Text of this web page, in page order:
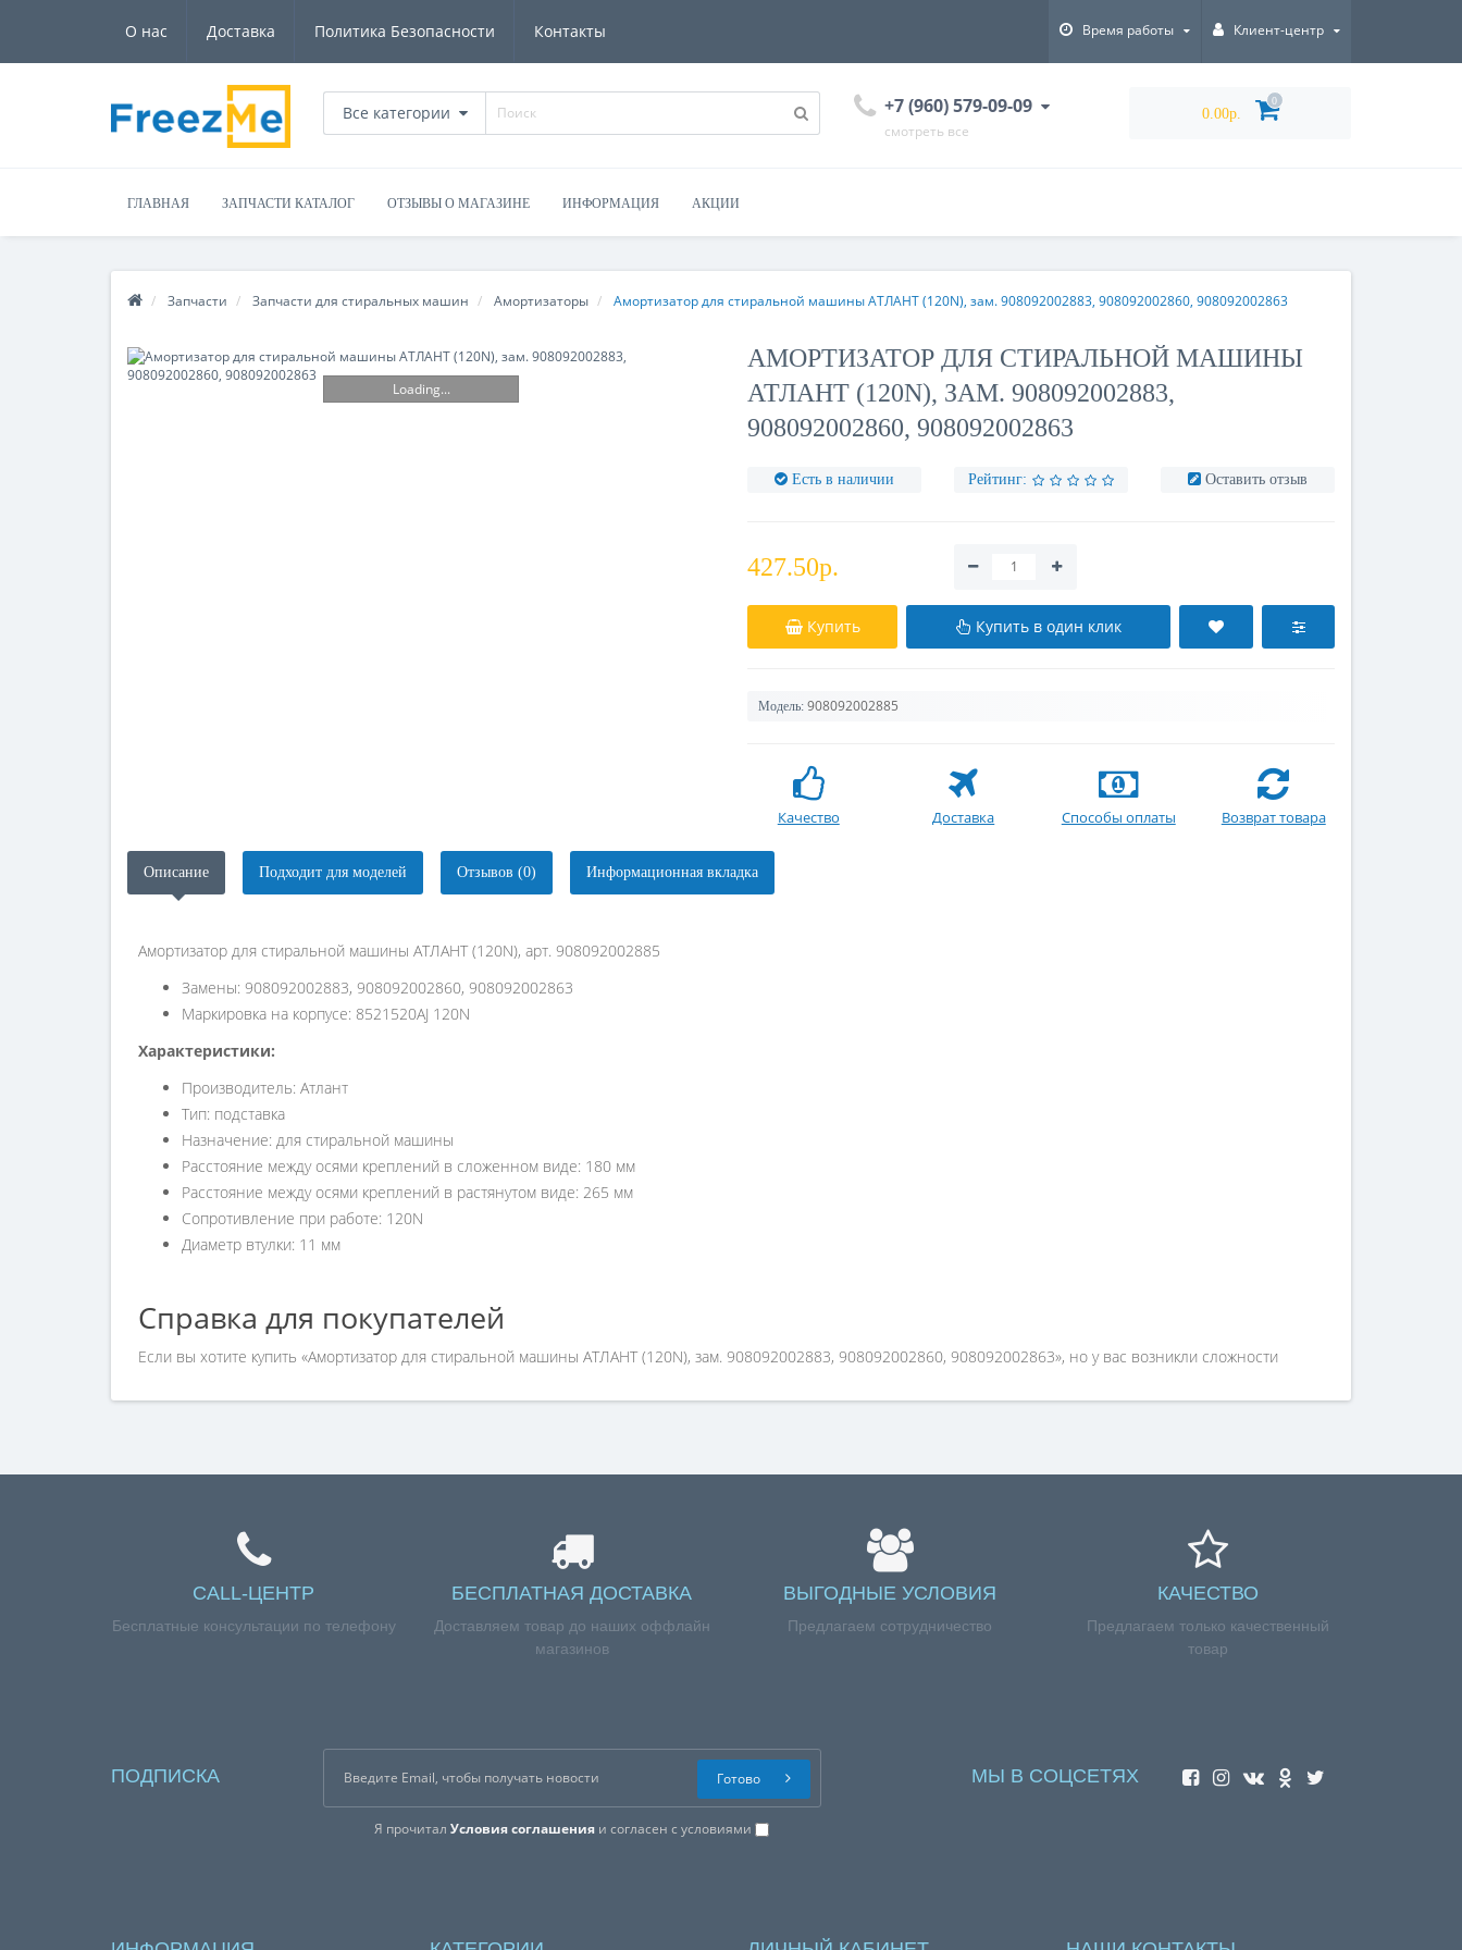
О нас Доставка Политика Безопасности Контакты Время работы Клиент-центр
Все категории +7 (960) 579-09-09
смотреть все
0.00р.
0
ГЛАВНАЯ ЗАПЧАСТИ КАТАЛОГ ОТЗЫВЫ О МАГАЗИНЕ ИНФОРМАЦИЯ АКЦИИ
Запчасти Запчасти для стиральных машин Амортизаторы Амортизатор для стиральной машины АТЛАНТ (120N), зам. 908092002883, 908092002860, 908092002863
Loading...
АМОРТИЗАТОР ДЛЯ СТИРАЛЬНОЙ МАШИНЫ
АТЛАНТ (120N), ЗАМ. 908092002883,
908092002860, 908092002863
Есть в наличии Рейтинг: Оставить отзыв
427.50р.
Купить Купить в один клик
Модель: 908092002885
Качество Доставка Способы оплаты Возврат товара
Описание Подходит для моделей Отзывов (0) Информационная вкладка
Амортизатор для стиральной машины АТЛАНТ (120N), арт. 908092002885
Замены: 908092002883, 908092002860, 908092002863
Маркировка на корпусе: 8521520AJ 120N
Характеристики:
Производитель: Атлант
Тип: подставка
Назначение: для стиральной машины
Расстояние между осями креплений в сложенном виде: 180 мм
Расстояние между осями креплений в растянутом виде: 265 мм
Сопротивление при работе: 120N
Диаметр втулки: 11 мм
Справка для покупателей
Если вы хотите купить «Амортизатор для стиральной машины АТЛАНТ (120N), зам. 908092002883, 908092002860, 908092002863», но у вас возникли сложности
CALL-ЦЕНТР
Бесплатные консультации по телефону
БЕСПЛАТНАЯ ДОСТАВКА
Доставляем товар до наших оффлайн
магазинов
ВЫГОДНЫЕ УСЛОВИЯ
Предлагаем сотрудничество
КАЧЕСТВО
Предлагаем только качественный
товар
ПОДПИСКА
Я прочиталУсловия соглашения и согласен с условиями
Готово МЫ В СОЦСЕТЯХ